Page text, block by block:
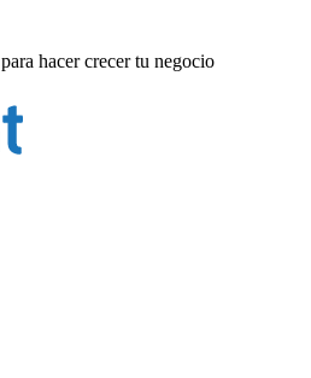
para hacer crecer tu negocio